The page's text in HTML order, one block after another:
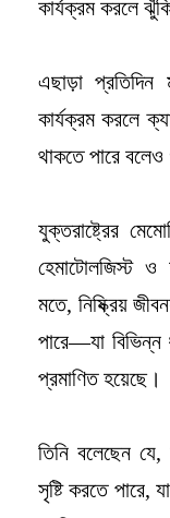
কার্যক্রম করলে
এছাড়া প্রতিদিন
কার্যক্রম করলে
থাকতে পারে
যুক্তরাষ্ট্রের
হেমাটোলজিস্ট ও
মতে, নিষ্ক্রিয়
পারে—যা বিভিন্ন
প্রমাণিত হয়েছে।
তিনি বলেছেন যে,
সৃষ্টি করতে পারে,